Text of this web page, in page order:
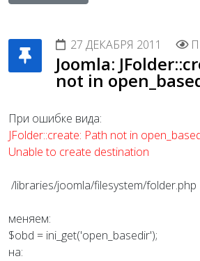
27 ДЕКАБРЯ 2011
Joomla:
not in
При ошибке вида:
JFolder::create: Path not in
Unable to create destination
/libraries/joomla/filesystem/folder.php
меняем:
$obd = ini_get('open_basedir');
на: